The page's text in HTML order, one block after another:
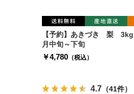
【予約】あきづき 梨
月中旬～下旬
￥4,780 （税込）
4.7 （41件）